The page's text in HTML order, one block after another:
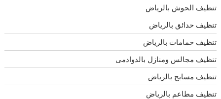
تنظيف الحوش بالرياض
تنظيف حدائق بالرياض
تنظيف حمامات بالرياض
تنظيف مجالس ومنازل بالدوادمى
تنظيف مسابح بالرياض
تنظيف مطاعم بالرياض